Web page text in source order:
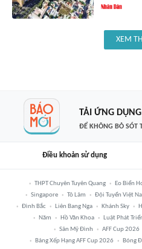
XEM
TẢI ỨNG
ĐỂ KHÔNG BỎ SÓT
Điều khoản sử dụng
THPT Chuyên Tuyên Quang Eo Biển
Singapore
Tô Lâm Đội Tuyển Việt
Đình Bắc
Liên Bang Nga Khánh Sky
Năm
Hồ Văn Khoa Luật Phát
Sân Mỹ Đình
AFF Cup 2026
Bảng Xếp Hạng AFF Cup 2026
Bóng